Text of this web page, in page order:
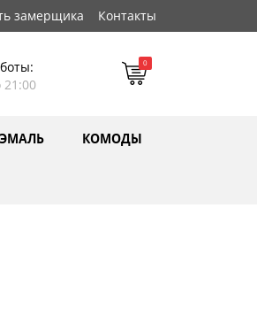
замерщика Контакты
21:00
0
ЭМАЛЬ КОМОДЫ